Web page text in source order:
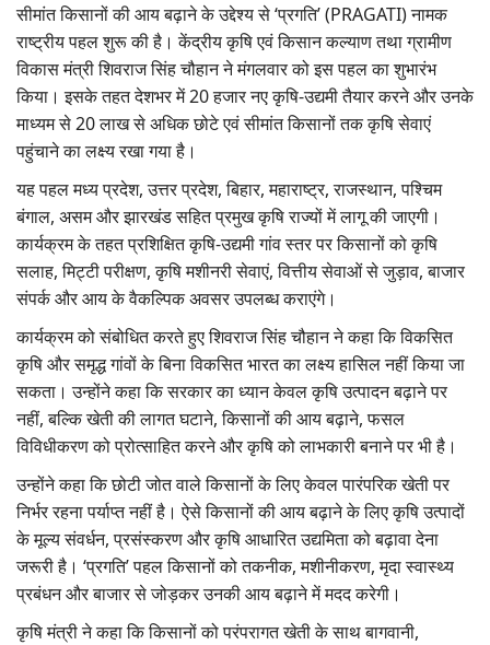
Latest News
Agriculture Conclave and NACOF
Awards 2022
Agri Start-Ups
Language
English Hindi
सीमांत किसानों की आय बढ़ाने के उद्देश्य से ‘प्रगति’ (PRAGATI) नामक
राष्ट्रीय पहल शुरू की है। केंद्रीय कृषि एवं किसान कल्याण तथा ग्रामीण
विकास मंत्री शिवराज सिंह चौहान ने मंगलवार को इस पहल का शुभारंभ
किया। इसके तहत देशभर में 20 हजार नए कृषि-उद्यमी तैयार करने और उनके
माध्यम से 20 लाख से अधिक छोटे एवं सीमांत किसानों तक कृषि सेवाएं
पहुंचाने का लक्ष्य रखा गया है।
यह पहल मध्य प्रदेश, उत्तर प्रदेश, बिहार, महाराष्ट्र, राजस्थान, पश्चिम
बंगाल, असम और झारखंड सहित प्रमुख कृषि राज्यों में लागू की जाएगी।
कार्यक्रम के तहत प्रशिक्षित कृषि-उद्यमी गांव स्तर पर किसानों को कृषि
सलाह, मिट्टी परीक्षण, कृषि मशीनरी सेवाएं, वित्तीय सेवाओं से जुड़ाव, बाजार
संपर्क और आय के वैकल्पिक अवसर उपलब्ध कराएंगे।
कार्यक्रम को संबोधित करते हुए शिवराज सिंह चौहान ने कहा कि विकसित
कृषि और समृद्ध गांवों के बिना विकसित भारत का लक्ष्य हासिल नहीं किया जा
सकता। उन्होंने कहा कि सरकार का ध्यान केवल कृषि उत्पादन बढ़ाने पर
नहीं, बल्कि खेती की लागत घटाने, किसानों की आय बढ़ाने, फसल
विविधीकरण को प्रोत्साहित करने और कृषि को लाभकारी बनाने पर भी है।
उन्होंने कहा कि छोटी जोत वाले किसानों के लिए केवल पारंपरिक खेती पर
निर्भर रहना पर्याप्त नहीं है। ऐसे किसानों की आय बढ़ाने के लिए कृषि उत्पादों
के मूल्य संवर्धन, प्रसंस्करण और कृषि आधारित उद्यमिता को बढ़ावा देना
जरूरी है। ‘प्रगति’ पहल किसानों को तकनीक, मशीनीकरण, मृदा स्वास्थ्य
प्रबंधन और बाजार से जोड़कर उनकी आय बढ़ाने में मदद करेगी।
कृषि मंत्री ने कहा कि किसानों को परंपरागत खेती के साथ बागवानी,